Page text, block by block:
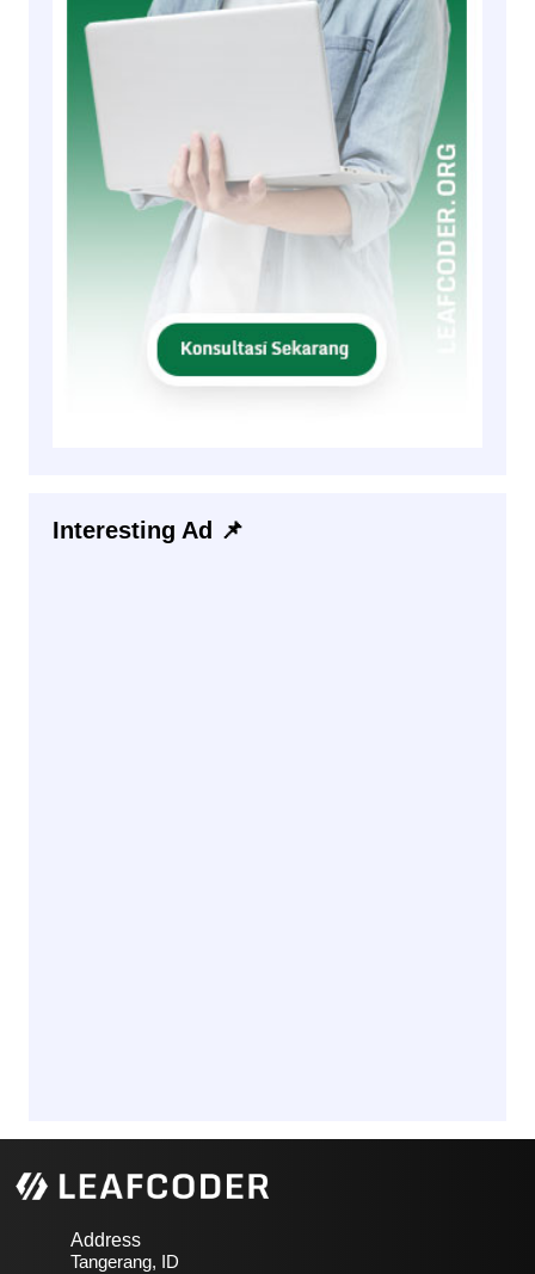
Interesting Ad 📌
Address
Tangerang, ID